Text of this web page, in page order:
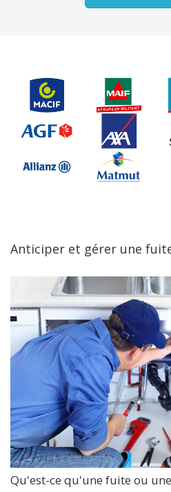
Anticiper et gérer une
Qu'est-ce qu'une fuite ou